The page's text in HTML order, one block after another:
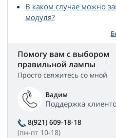
В каком случае можно
модуля?
Помогу вам с выбором
правильной лампы
Просто свяжитесь со мной
Вадим
Поддержка
8(921) 609-18-18
(пн-пт 10-18)